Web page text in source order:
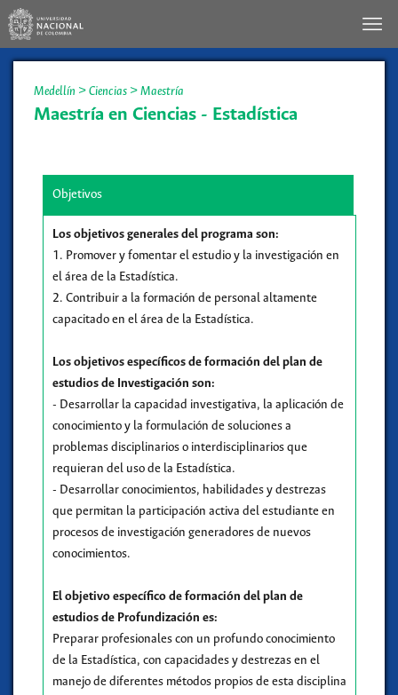
Medellín > Ciencias > Maestría
Maestría en Ciencias - Estadística
Objetivos
Los objetivos generales del programa son:
1. Promover y fomentar el estudio y la investigación en
el área de la Estadística.
2. Contribuir a la formación de personal altamente
capacitado en el área de la Estadística.
Los objetivos específicos de formación del plan de
estudios de Investigación son:
- Desarrollar la capacidad investigativa, la aplicación de
conocimiento y la formulación de soluciones a
problemas disciplinarios o interdisciplinarios que
requieran del uso de la Estadística.
- Desarrollar conocimientos, habilidades y destrezas
que permitan la participación activa del estudiante en
procesos de investigación generadores de nuevos
conocimientos.
El objetivo específico de formación del plan de
estudios de Profundización es:
Preparar profesionales con un profundo conocimiento
de la Estadística, con capacidades y destrezas en el
manejo de diferentes métodos propios de esta disciplina